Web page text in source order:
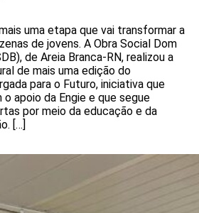
uma etapa que vai transformar a
de jovens. A Obra Social Dom
de Areia Branca-RN, realizou a
de mais uma edição do
para o Futuro, iniciativa que
apoio da Engie e que segue
por meio da educação e da
[…]